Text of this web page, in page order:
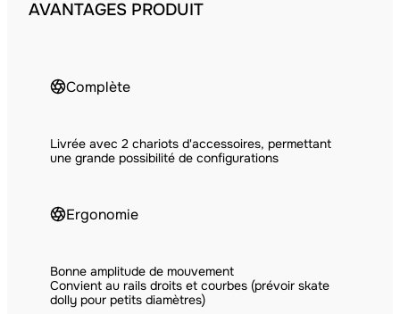
AVANTAGES PRODUIT
Complète
Livrée avec 2 chariots d'accessoires, permettant
une grande possibilité de configurations
Ergonomie
Bonne amplitude de mouvement
Convient au rails droits et courbes (prévoir skate
dolly pour petits diamètres)